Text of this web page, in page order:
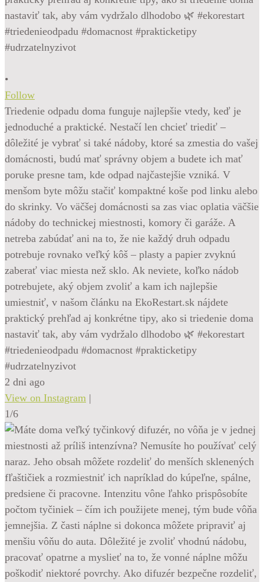
•
Follow
Triedenie odpadu doma funguje najlepšie vtedy, keď je
jednoduché a praktické. Nestačí len chcieť triediť –
dôležité je vybrať si také nádoby, ktoré sa zmestia do vašej
domácnosti, budú mať správny objem a budete ich mať
poruke presne tam, kde odpad najčastejšie vzniká. V
menšom byte môžu stačiť kompaktné koše pod linku alebo
do skrinky. Vo väčšej domácnosti sa zas viac oplatia väčšie
nádoby do technickej miestnosti, komory či garáže. A
netreba zabúdať ani na to, že nie každý druh odpadu
potrebuje rovnako veľký kôš – plasty a papier zvyknú
zaberať viac miesta než sklo. Ak neviete, koľko nádob
potrebujete, aký objem zvoliť a kam ich najlepšie
umiestniť, v našom článku na EkoRestart.sk nájdete
praktický prehľad aj konkrétne tipy, ako si triedenie doma
nastaviť tak, aby vám vydržalo dlhodobo 🌿 #ekorestart
#triedenieodpadu #domacnost #prakticketipy
#udrzatelnyzivot
2 dni ago
View on Instagram |
1/6